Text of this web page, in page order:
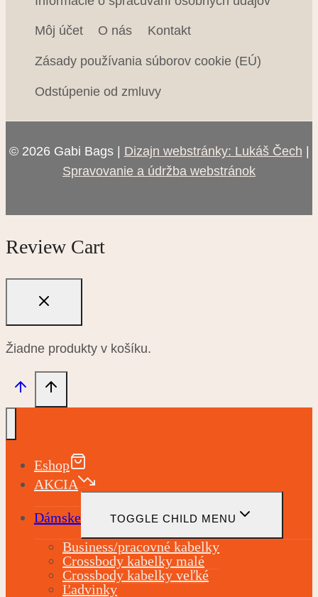
Strieborná(0)
tehlová(0)
viacfarebná(0)
Zlatá (0)
Môj účet O nás Kontakt
Zásady používania súborov cookie (EÚ)
Odstúpenie od zmluvy
© 2026 Gabi Bags | Dizajn webstránky: Lukáš Čech
Spravovanie a údržba webstránok
Review Cart
Žiadne produkty v košíku.
Eshop
AKCIA
Dámske TOGGLE CHILD MENU
Business/pracovné kabelky
Crossbody kabelky malé
Crossbody kabelky veľké
Ľadvinky